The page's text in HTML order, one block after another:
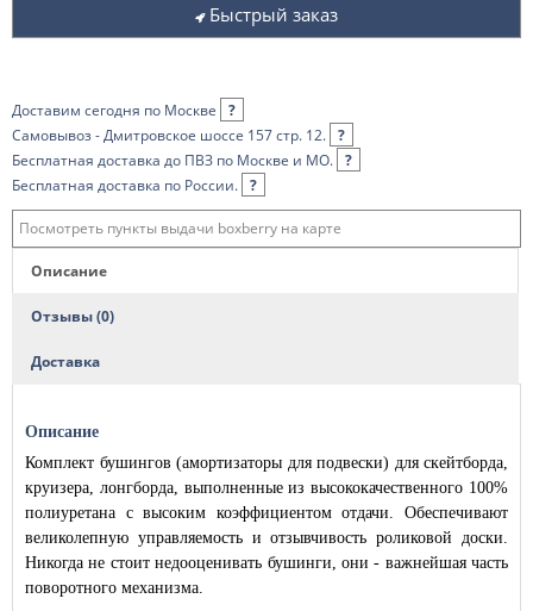
Быстрый заказ
Доставим сегодня по Москве
?
Самовывоз - Дмитровское шоссе 157 стр. 12. ?
Бесплатная доставка до ПВЗ по Москве и МО. ?
Бесплатная доставка по России. ?
Посмотреть пункты выдачи boxberry на карте
Описание
Отзывы (0)
Доставка
Описание
Комплект бушингов (амортизаторы для подвески) для скейтборда,
круизера, лонгборда, выполненные из высококачественного 100%
полиуретана с высоким коэффициентом отдачи. Обеспечивают
великолепную управляемость и отзывчивость роликовой доски.
Никогда не стоит недооценивать бушинги, они - важнейшая часть
поворотного механизма.